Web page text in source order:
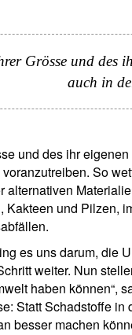
Grösse und des
auch in
und des ihr
So
alternativen
Kakteen und Pilzen,
es uns darum, die
weiter. Nun
haben können“,
Statt Schadstoffe
besser machen